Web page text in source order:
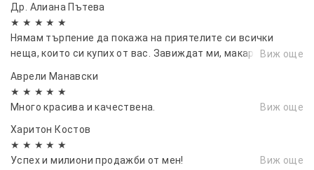
детството.
Историята на този чист символ започва през
далечната 1902 година в САЩ. По време на лов
тогавашният президент Теодор „Теди“ Рузвелт
отказал да убие мечка в гората. Местните
вестници публикували рисунка за случая, а
читателите били впечатлени от жеста на
състрадателност на президента.
Предприемчивият собственик на магазин в
Др. Алиана Пътева
★ ★ ★ ★ ★
Нямам търпение да покажа на приятелите си всички
неща, които си купих от вас. Завиждат ми, макар иВиж още
Аврели Манавски
★ ★ ★ ★ ★
Много красива и качествена.
Виж още
Харитон Костов
★ ★ ★ ★ ★
Успех и милиони продажби от мен!
Виж още